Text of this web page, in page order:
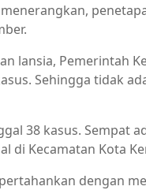
lansia, Pemerintah
Sehingga tidak
38 kasus. Sempat
di Kecamatan Kota
dengan